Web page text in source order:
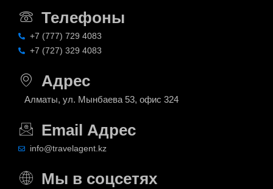
Телефоны
+7 (777) 729 4083
+7 (727) 329 4083
Адрес
Алматы, ул. Мынбаева 53, офис 324
Email Адрес
info@travelagent.kz
Мы в соцсетях